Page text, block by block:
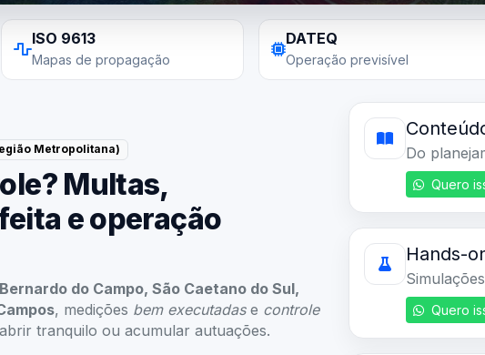
ISO 9613
Mapas de propagação
DATEQ
Operação previsível
Metropolitana)
Multas,
e operação
do Campo, São Caetano do Sul,
, medições bem executadase controle
tranquilo ou acumular autuações.
Do
Quero
Hands-
Quero